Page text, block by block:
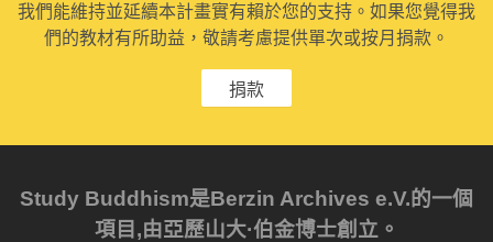
我們能維持並延續本計畫實有賴於您的支持。如果您覺得我
們的教材有所助益，敬請考慮提供單次或按月捐款。
捐款
Study Buddhism是Berzin Archives e.V.的一個
項目,由亞歷山大·伯金博士創立。